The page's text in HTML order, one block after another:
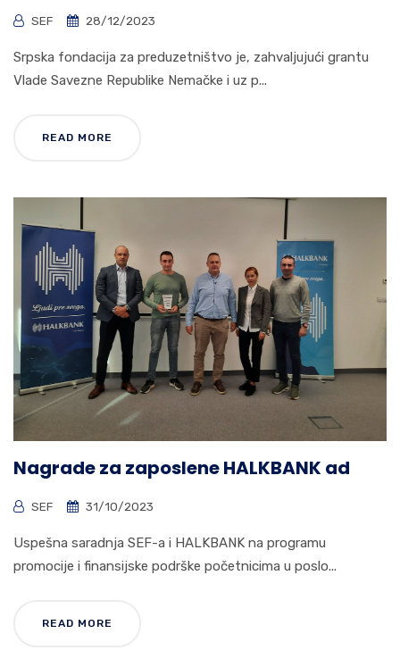
SEF 28/12/2023
Srpska fondacija za preduzetništvo je, zahvaljujući grantu
Vlade Savezne Republike Nemačke i uz p...
READ MORE
Nagrade za zaposlene HALKBANK ad
SEF 31/10/2023
Uspešna saradnja SEF-a i HALKBANK na programu
promocije i finansijske podrške početnicima u poslo...
READ MORE